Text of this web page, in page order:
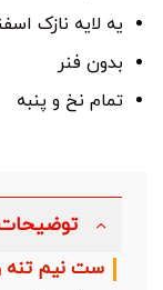
یه لایه نازک
بدون فنر
تمام نخ و پنبه
ست نیم تنه